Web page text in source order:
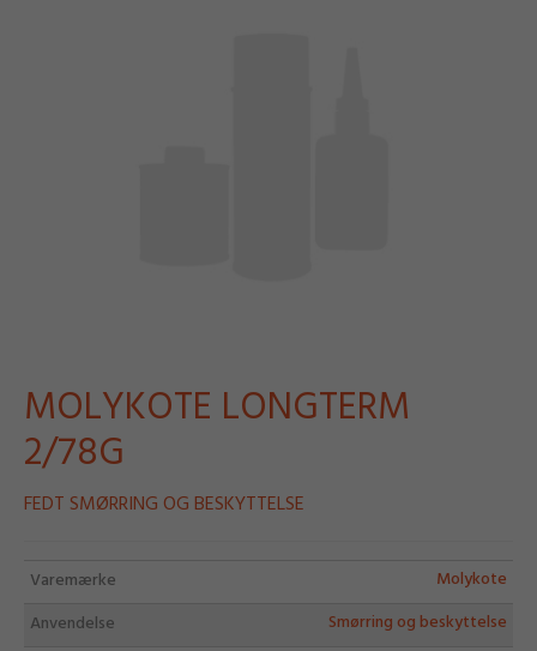
MOLYKOTE LONGTERM
2/78G
FEDT SMØRRING OG BESKYTTELSE
Varemærke
Molykote
Anvendelse
Smørring og beskyttelse